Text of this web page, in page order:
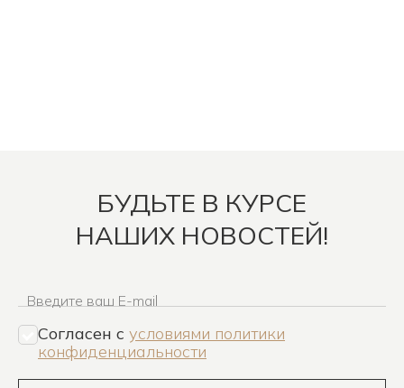
БУДЬТЕ В КУРСЕ
НАШИХ НОВОСТЕЙ!
Введите ваш E-mail
Согласен c условиями политики
конфиденциальности